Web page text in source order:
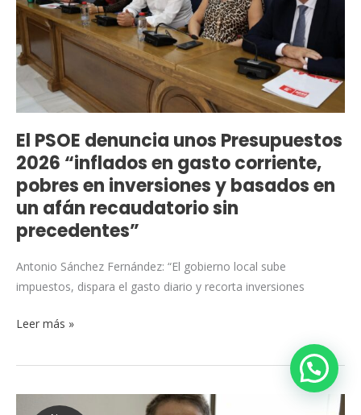
El PSOE denuncia unos Presupuestos
2026 “inflados en gasto corriente,
pobres en inversiones y basados en
un afán recaudatorio sin
precedentes”
Antonio Sánchez Fernández: “El gobierno local sube
impuestos, dispara el gasto diario y recorta inversiones
Presupuestos
2026
“inflados
en
gasto
corriente,
pobres
en
inversiones
y
basados
en
afán
recaudatorio
Leer más »
escríbenos